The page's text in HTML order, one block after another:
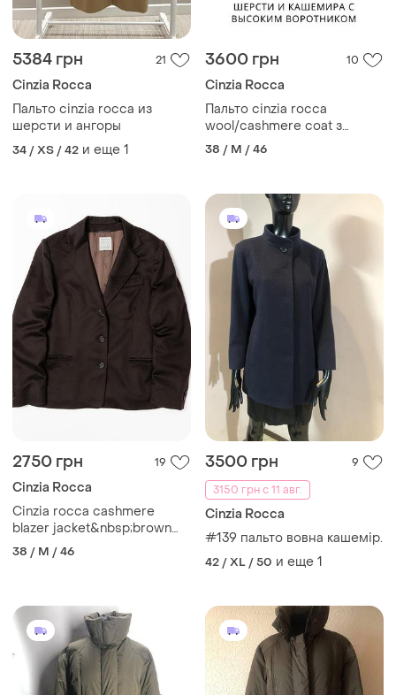
5384 грн 21
Cinzia Rocca
Пальто cinzia rocca из
шерсти и ангоры
34 / XS / 42 и еще 1
3600 грн 10
Cinzia Rocca
Пальто cinzia rocca
wool/cashmere coat з
вовною/кашлеміром
вовняне кашемірове
38 / M / 46
2750 грн 19
Cinzia Rocca
Cinzia rocca cashmere
blazer jacket&nbsp;brown
женский пиджак
38 / M / 46
3500 грн
9
3150 грн с 11 авг.
Cinzia Rocca
#139 пальто вовна кашемір.
42 / XL / 50 и еще 1